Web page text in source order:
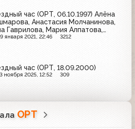
час (ОРТ, 06.10.1997) Алёна
Анастасия Молчанинова,
Гаврилова, Мария Алпатова,
Казаков, Ирина Плющ
января 2021, 22:46 3212
час (ОРТ, 18.09.2000)
ноября 2025, 12:52 309
ОРТ